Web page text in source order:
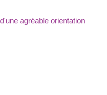
agréable orientation